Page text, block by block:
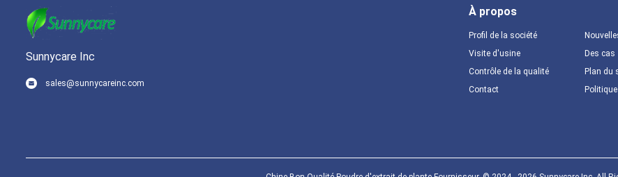
Sunnycare Inc
sales@sunnycareinc.com
À propos
Profil de la société
Visite d'usine
Contrôle de la qualité
Contact
Des cas
Plan du